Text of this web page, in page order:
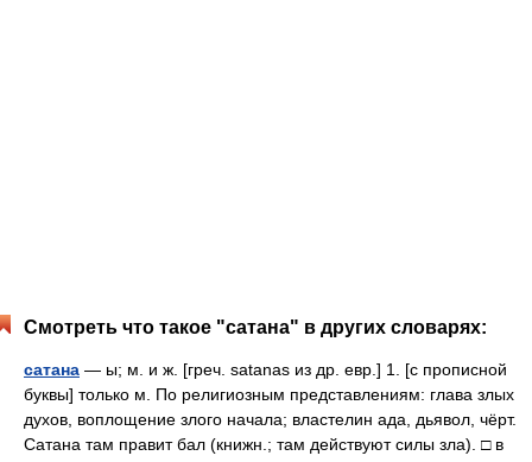
Смотреть что такое "сатана" в других словарях:
сатана — ы; м. и ж. [греч. satanas из др. евр.] 1. [с прописной
буквы] только м. По религиозным представлениям: глава злых
духов, воплощение злого начала; властелин ада, дьявол, чёрт.
Сатана там правит бал (книжн.; там действуют силы зла). □ в